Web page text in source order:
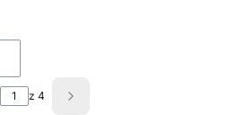
z 4 Następne produkty